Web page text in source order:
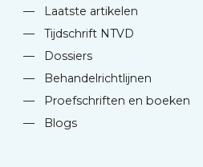
—
Laatste artikelen
—
Tijdschrift NTVD
—
Dossiers
—
Behandelrichtlijnen
—
Proefschriften en boeken
—
Blogs